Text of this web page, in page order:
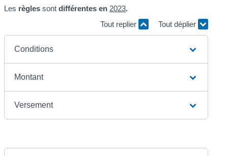
Les règles sontdifférentes en 2023.
Tout replier
Tout déplier
Conditions
Montant
Versement